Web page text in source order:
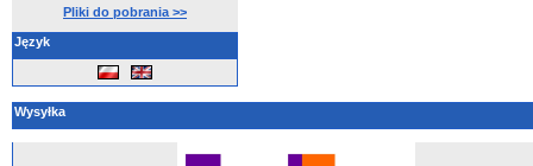
Pliki do pobrania >>
Język
Wysyłka